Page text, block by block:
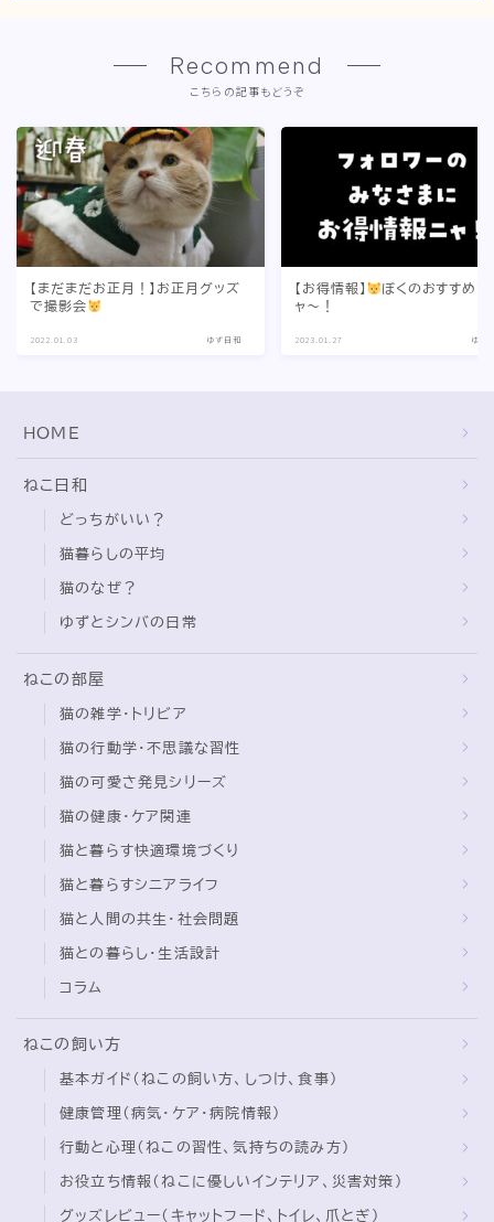
Recommend
こちらの記事もどうぞ
【まだまだお正月！】お正月グッズ
で撮影会
2022.01.03 ゆず日和
【お得情報】
ぼくのおすすめだ
ャ〜！
2023.01.27 ゆず
HOME
ねこ日和
どっちがいい？
猫暮らしの平均
猫のなぜ？
ゆずとシンバの日常
ねこの部屋
猫の雑学・トリビア
猫の行動学・不思議な習性
猫の可愛さ発見シリーズ
猫の健康・ケア関連
猫と暮らす快適環境づくり
猫と暮らすシニアライフ
猫と人間の共生・社会問題
猫との暮らし・生活設計
コラム
ねこの飼い方
基本ガイド（ねこの飼い方、しつけ、食事）
健康管理（病気・ケア・病院情報）
行動と心理（ねこの習性、気持ちの読み方）
お役立ち情報（ねこに優しいインテリア、災害対策）
グッズレビュー（キャットフード、トイレ、爪とぎ）